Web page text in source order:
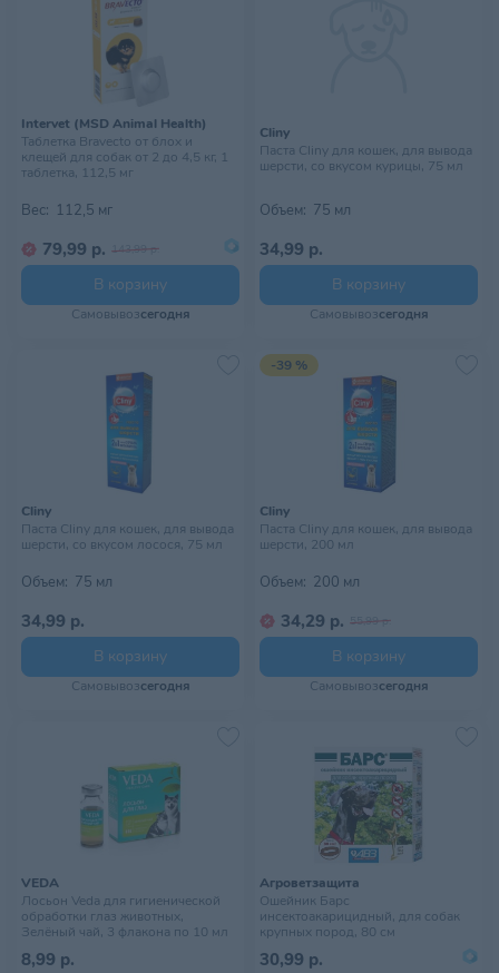
Intervet (MSD Animal Health)
Таблетка Bravecto от блох и
клещей для собак от 2 до 4,5 кг, 1
таблетка, 112,5 мг
Вес: 112,5 мг
79,99 р. 143,99 р.
В корзину
Самовывозсегодня
Cliny
Паста Cliny для кошек, для вывода
шерсти, со вкусом курицы, 75 мл
Объем: 75 мл
34,99 р.
В корзину
Самовывозсегодня
Cliny
Паста Cliny для кошек, для вывода
шерсти, со вкусом лосося, 75 мл
Объем: 75 мл
34,99 р.
В корзину
Самовывозсегодня
-39 %
Cliny
Паста Cliny для кошек, для вывода
шерсти, 200 мл
Объем: 200 мл
34,29 р. 55,99 р.
В корзину
Самовывозсегодня
VEDA
Лосьон Veda для гигиенической
обработки глаз животных,
Зелёный чай, 3 флакона по 10 мл
8,99 р.
Агроветзащита
Ошейник Барс
инсектоакарицидный, для собак
крупных пород, 80 см
30,99 р.